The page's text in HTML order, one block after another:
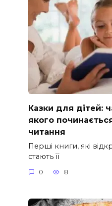
Казки для дітей:
якого
читання
Перші книги, які
стають її
0 8